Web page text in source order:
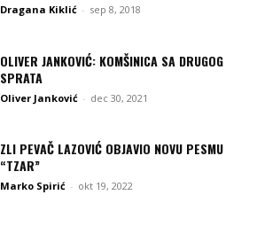
Dragana Kiklić - sep 8, 2018
OLIVER JANKOVIĆ: KOMŠINICA SA DRUGOG
SPRATA
Oliver Janković - dec 30, 2021
ZLI PEVAČ LAZOVIĆ OBJAVIO NOVU PESMU
“TZAR”
Marko Spirić - okt 19, 2022